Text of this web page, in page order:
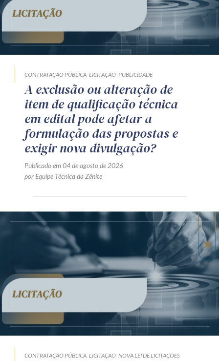
CONTRATAÇÃO PÚBLICA LICITAÇÃO PUBLICIDADE
A exclusão ou alteração de
item de qualificação técnica
em edital pode afetar a
formulação das propostas e
exigir nova divulgação?
Publicado em 04 de agosto de 2026
por Equipe Técnica da Zênite
CONTRATAÇÃO PÚBLICA LICITAÇÃO NOVA LEI DE LICITAÇÕES